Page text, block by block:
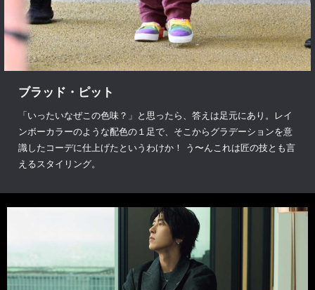
ブラッド・ピット
「いったいなぜこの色味？」と思ったら、答えは足元にあり。レイ
ンボーカラーのような配色の１足で、そこからグラデーションを意
識したコーデに仕上げたというわけか！ う〜んこれは匠の技とも言
えるスタイリング。